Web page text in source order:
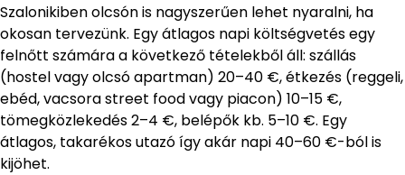
Szalonikiben olcsón is nagyszerűen lehet nyaralni, ha
okosan tervezünk. Egy átlagos napi költségvetés egy
felnőtt számára a következő tételekből áll: szállás
(hostel vagy olcsó apartman) 20–40 €, étkezés (reggeli,
ebéd, vacsora street food vagy piacon) 10–15 €,
tömegközlekedés 2–4 €, belépők kb. 5–10 €. Egy
átlagos, takarékos utazó így akár napi 40–60 €-ból is
kijöhet.